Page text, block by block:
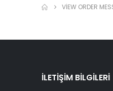
VIEW ORDER
İLETİŞİM BİLGİLERİ